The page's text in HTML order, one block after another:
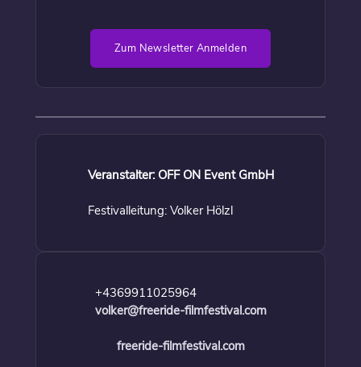
Zum Newsletter Anmelden
Veranstalter: OFF ON Event GmbH
Festivalleitung: Volker Hölzl
+4369911025964
volker@freeride-filmfestival.com
freeride-filmfestival.com